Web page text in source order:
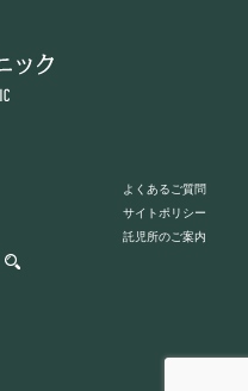
よくあるご質問
サイトポリシー
託児所のご案内